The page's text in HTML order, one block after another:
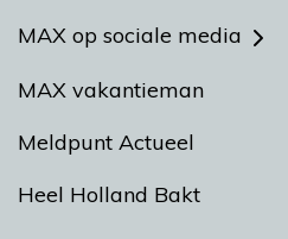
MAX op sociale media
MAX vakantieman
Meldpunt Actueel
Heel Holland Bakt